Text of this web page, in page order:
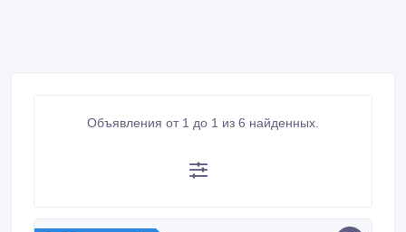
Объявления от 1 до 1 из 6 найденных.